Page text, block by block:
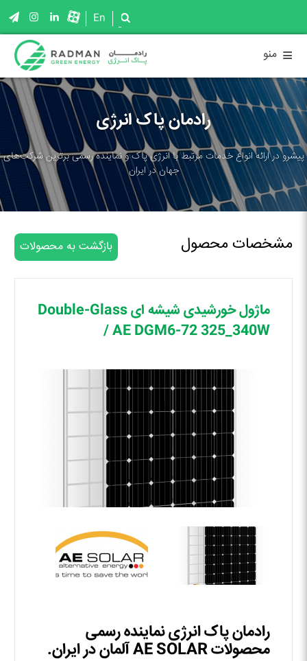
En
≡ منو
رادمان پاک انرژی
پیشرو در ارائه انواع خدمات مرتبط با انرژی پاک و نماینده رسمی برترین شرکت‌های
جهان در ایران
مشخصات محصول بازگشت به محصولات
ماژول خورشیدی شیشه ای Double-Glass
/ AE DGM6-72 325_340W
رادمانپاکانرژینمایندهرسمی
محصولاتAE SOLAR آلماندرایران.